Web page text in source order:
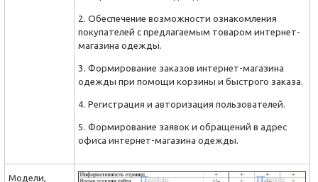
2. Обеспечение возможности ознакомления
покупателей с предлагаемым товаром интернет-
магазина одежды.
3. Формирование заказов интернет-магазина
одежды при помощи корзины и быстрого заказа.
4. Регистрация и авторизация пользователей.
5. Формирование заявок и обращений в адрес
офиса интернет-магазина одежды.
Модели,